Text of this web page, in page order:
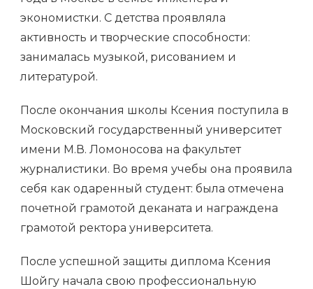
экономистки. С детства проявляла
активность и творческие способности:
занималась музыкой, рисованием и
литературой.
После окончания школы Ксения поступила в
Московский государственный университет
имени М.В. Ломоносова на факультет
журналистики. Во время учебы она проявила
себя как одаренный студент: была отмечена
почетной грамотой деканата и награждена
грамотой ректора университета.
После успешной защиты диплома Ксения
Шойгу начала свою профессиональную